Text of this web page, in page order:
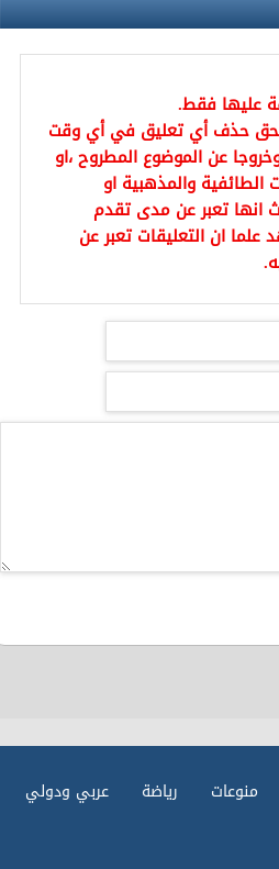
عليها فقط.
بحق حذف أي تعليق في أي وقت
عن الموضوع المطروح ،او
الطائفية والمذهبية او
انها تعبر عن مدى تقدم
ان التعليقات تعبر عن
منوعات رياضة عربي ودولي